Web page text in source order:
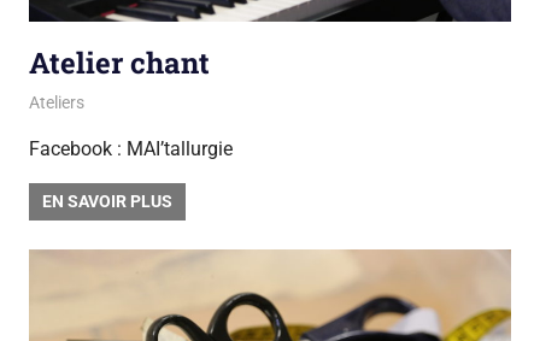
Atelier chant
13 avril 2018
sarah mpa
Ateliers
Facebook : MAI’tallurgie
EN SAVOIR PLUS